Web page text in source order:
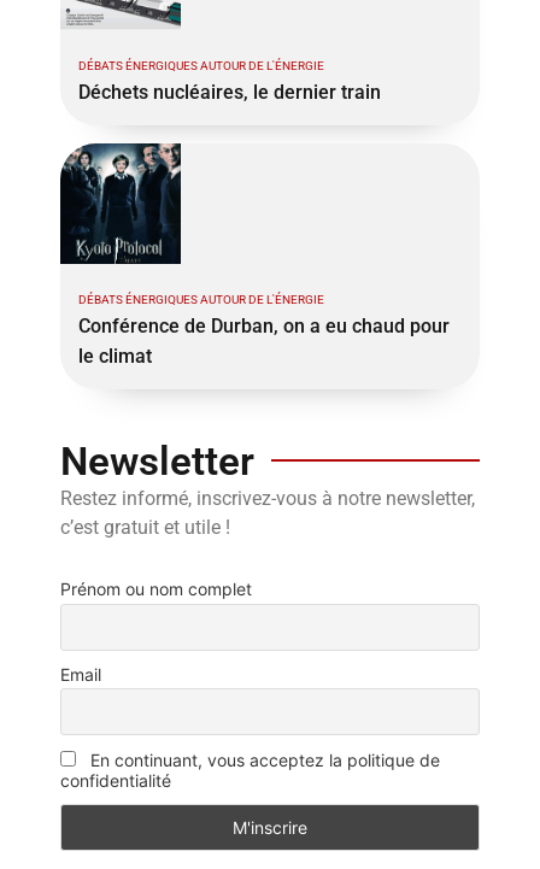
DÉBATS ÉNERGIQUES AUTOUR DE L'ÉNERGIE
Déchets nucléaires, le dernier train
DÉBATS ÉNERGIQUES AUTOUR DE L'ÉNERGIE
Conférence de Durban, on a eu chaud pour
le climat
Newsletter
Restez informé, inscrivez-vous à notre newsletter,
c’est gratuit et utile !
Prénom ou nom complet
Email
En continuant, vous acceptez la politique de
confidentialité